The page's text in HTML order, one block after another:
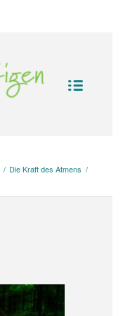
/ Die Kraft des Atmens /